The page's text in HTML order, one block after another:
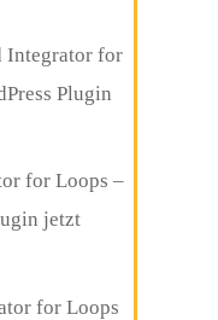
Integrator for
Plugin
for Loops –
jetzt
for Loops